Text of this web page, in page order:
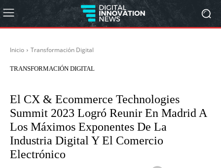
Inicio Transformación Digital
TRANSFORMACIÓN DIGITAL
El CX & Ecommerce Technologies
Summit 2023 Logró Reunir En Madrid A
Los Máximos Exponentes De La
Industria Digital Y El Comercio
Electrónico